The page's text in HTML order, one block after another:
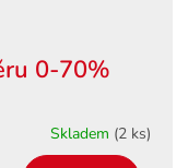
0-70%
Skladem (2 ks)